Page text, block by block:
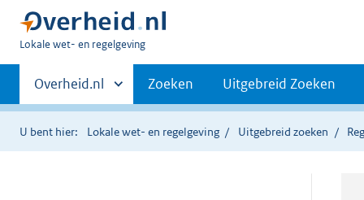
U
hier:
Lokale wet- en regelgeving
Primaire
navigatie
Andere
sites
binnen
Overheid.nl Zoeken Uitgebreid Zoeken
U bent hier: Lokale wet- en regelgeving Uitgebreid zoeken